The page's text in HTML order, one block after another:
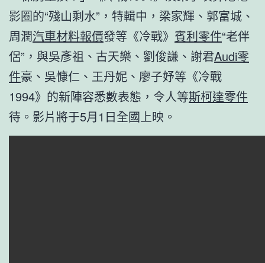
影圈的“殘山剩水”，特輯中，梁家輝、郭富城、
周潤汽車材料報價發等《冷戰》 賓利零件“老伴
侶”，與吳彥祖、古天樂、劉俊謙、謝君Audi零
件豪、吳慷仁、王丹妮、廖子妤等《冷戰
1994》的新陣容悉數表態，令人等斯柯達零件
待。影片將于5月1日全國上映。